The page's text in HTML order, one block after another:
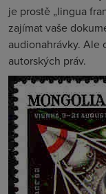
je prostě „lingua
zajímat vaše
audionahrávky. Ale
autorských práv.